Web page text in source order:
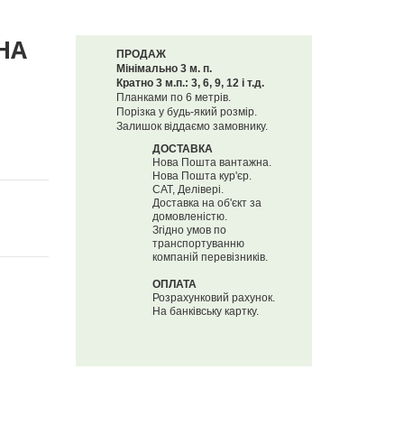
ПРОДАЖ
Мінімально 3 м. п.
Кратно 3 м.п.: 3, 6, 9, 12 і т.д.
Планками по 6 метрів.
Порізка у будь-який розмір.
Залишок віддаємо замовнику.
ДОСТАВКА
Нова Пошта вантажна.
Нова Пошта кур'єр.
САТ, Делівері.
Доставка на об'єкт за
домовленістю.
Згідно умов по
транспортуванню
компаній перевізників.
ОПЛАТА
Розрахунковий рахунок.
На банківську картку.